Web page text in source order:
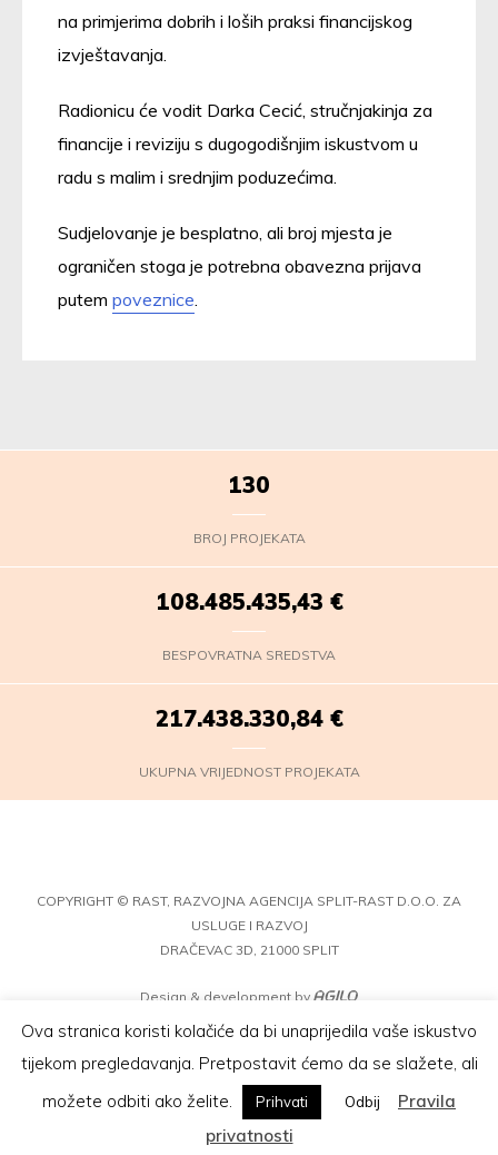
na primjerima dobrih i loših praksi financijskog
izvještavanja.
Radionicu će vodit Darka Cecić, stručnjakinja za
financije i reviziju s dugogodišnjim iskustvom u
radu s malim i srednjim poduzećima.
Sudjelovanje je besplatno, ali broj mjesta je
ograničen stoga je potrebna obavezna prijava
putem poveznice
130
BROJ PROJEKATA
108.485.436,47 €
BESPOVRATNA SREDSTVA
217.438.333,08 €
UKUPNA VRIJEDNOST PROJEKATA
COPYRIGHT © RAST, RAZVOJNA AGENCIJA SPLIT-RAST D.O.O. ZA
USLUGE I RAZVOJ
DRAČEVAC 3D, 21000 SPLIT
Design & development by
Ova stranica koristi kolačiće da bi unaprijedila vaše iskustvo
tijekom pregledavanja. Pretpostavit ćemo da se slažete, ali
možete odbiti ako želite.
Prihvati Odbij
Pravila
privatnosti